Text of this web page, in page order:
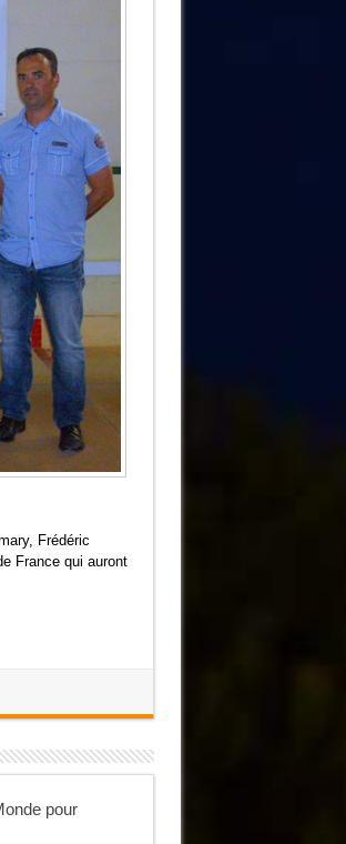
Frédéric
France qui auront
pour